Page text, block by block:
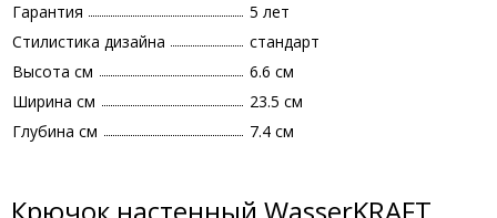
Гарантия
5 лет
Стилистика дизайна
стандарт
Высота см
6.6 см
Ширина см
23.5 см
Глубина см
7.4 см